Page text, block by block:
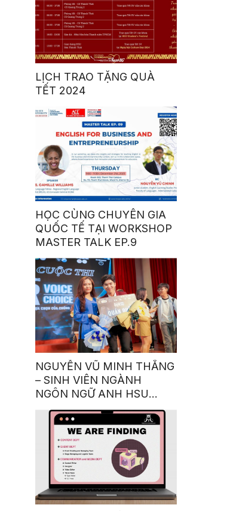
LỊCH TRAO TẶNG QUÀ
TẾT 2024
HỌC CÙNG CHUYÊN GIA
QUỐC TẾ TẠI WORKSHOP
MASTER TALK EP.9
NGUYỄN VŨ MINH THẮNG
– SINH VIÊN NGÀNH
NGÔN NGỮ ANH HSU
GIÀNH QUÁN QUÂN
CUỘC THI GIỌNG NÓI
TRUYỀN CẢM HỨNG:
“OUR VOICE – OUR
CHOICE 2023”